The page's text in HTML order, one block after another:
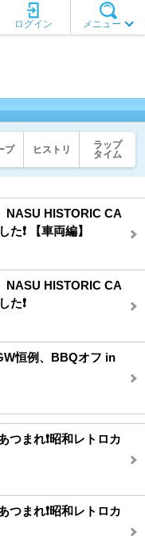
メニュー
ログイン
プ ヒストリ
ラップ
タイム
NASU HISTORIC CA
❗️ 【車両編】
NASU HISTORIC CA
た❗️
恒例、BBQオフ in
つまれ❗️昭和レトロカ
つまれ❗️昭和レトロカ